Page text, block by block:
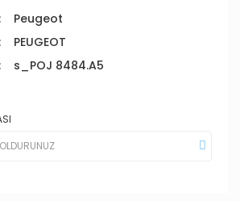
Peugeot
PEUGEOT
s_POJ 8484.A5